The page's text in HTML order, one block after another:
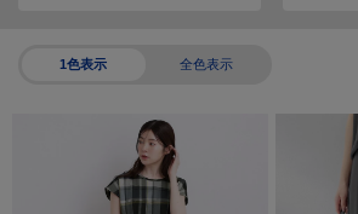
1色表示 全色表示